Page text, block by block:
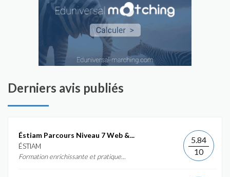
Derniers avis publiés
Éstiam Parcours Niveau 7 Web &...
ÉSTIAM
Formation enrichissante et pratique...
5.84
10